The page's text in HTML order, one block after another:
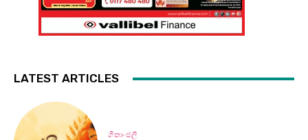
LATEST ARTICLES
ගීතාංජලී